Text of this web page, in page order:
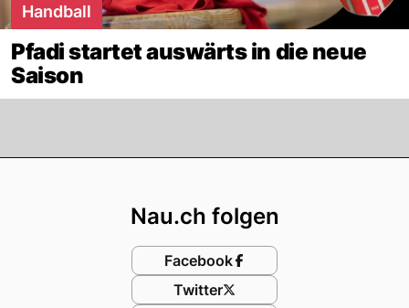
Handball
Pfadi startet auswärts in die neue
Saison
Nau.ch folgen
Facebook
Twitter